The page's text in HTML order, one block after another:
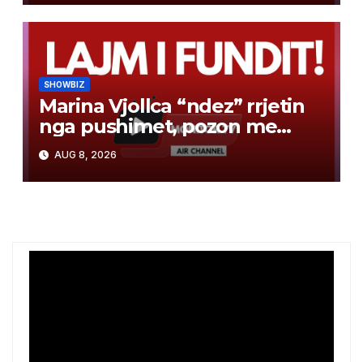
SHOWBIZ
Marina Vjollca “ndez” rrjetin
nga pushimet, pozon me
bikini pranë detit
AUG 8, 2026